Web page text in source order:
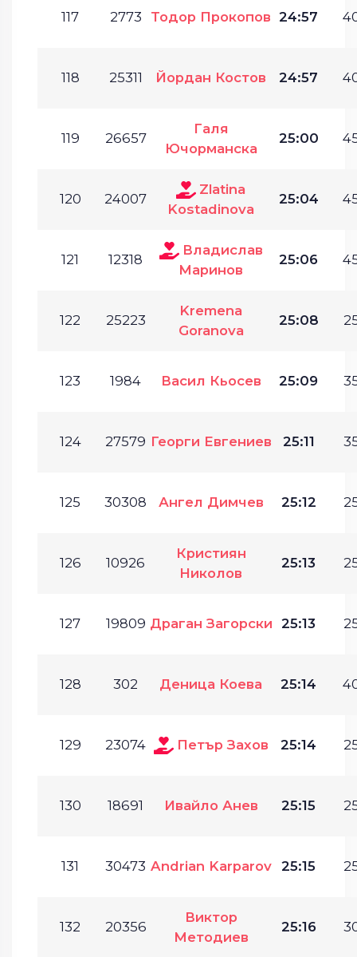
117 2773 Тодор Прокопов 24:57
118 25311 Йордан Костов 24:57
119 26657
Галя
Ючорманска
25:00
120 24007
Zlatina
Kostadinova
25:04
121 12318
Владислав
Маринов
25:06
122 25223
Kremena
Goranova
25:08
123 1984 Васил Кьосев 25:09
124 27579 Георги Евгениев 25:11
125 30308 Ангел Димчев 25:12
126 10926
Кристиян
Николов
25:13
127 19809 Драган Загорски 25:13
128 302 Деница Коева 25:14
129 23074 Петър Захов 25:14
130 18691 Ивайло Анев 25:15
131 30473 Andrian Karparov 25:15
132 20356
Виктор
Методиев
25:16